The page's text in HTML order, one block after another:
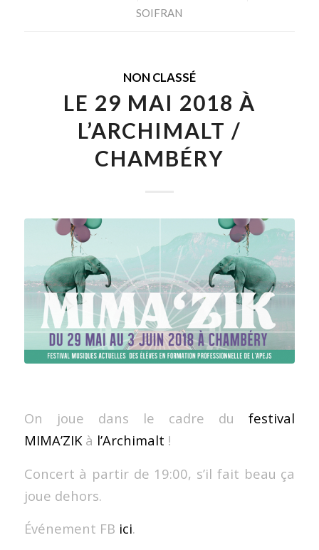
SOIFRAN
NON CLASSÉ
LE 29 MAI 2018 À
L’ARCHIMALT /
CHAMBÉRY
On joue dans le cadre dufestival
MIMA’ZIKà l’Archimalt !
Concert à partir de 19:00, s’il fait beau ça
joue dehors.
Événement FB ici.